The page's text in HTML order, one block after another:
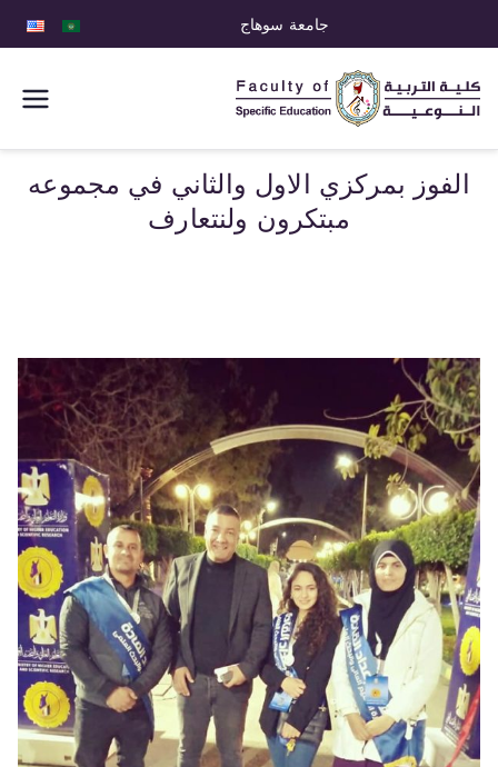
جامعة سوهاج
كلية التربية
النوعية
الفوز بمركزي الاول والثاني في مجموعه
مبتكرون ولنتعارف